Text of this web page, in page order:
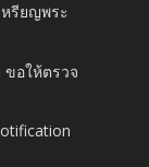
รียญพระ
อให้ตรวจ